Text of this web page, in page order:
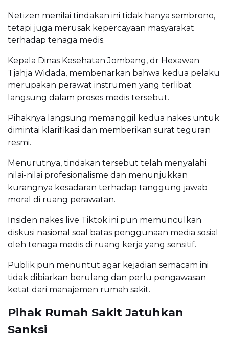
Netizen menilai tindakan ini tidak hanya sembrono,
tetapi juga merusak kepercayaan masyarakat
terhadap tenaga medis.
Kepala Dinas Kesehatan Jombang, dr Hexawan
Tjahja Widada, membenarkan bahwa kedua pelaku
merupakan perawat instrumen yang terlibat
langsung dalam proses medis tersebut.
Pihaknya langsung memanggil kedua nakes untuk
dimintai klarifikasi dan memberikan surat teguran
resmi.
Menurutnya, tindakan tersebut telah menyalahi
nilai-nilai profesionalisme dan menunjukkan
kurangnya kesadaran terhadap tanggung jawab
moral di ruang perawatan.
Insiden nakes live Tiktok ini pun memunculkan
diskusi nasional soal batas penggunaan media sosial
oleh tenaga medis di ruang kerja yang sensitif.
Publik pun menuntut agar kejadian semacam ini
tidak dibiarkan berulang dan perlu pengawasan
ketat dari manajemen rumah sakit.
Pihak Rumah Sakit Jatuhkan
Sanksi